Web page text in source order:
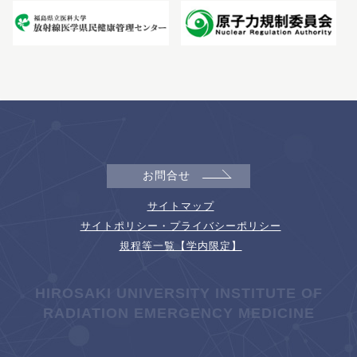
お問合せ
サイトマップ
サイトポリシー・プライバシーポリシー
規程等一覧【学内限定】
HIROSAKI UNIVERSITY INSTITUTE OF
RADIATION EMERGENCY MEDICINE